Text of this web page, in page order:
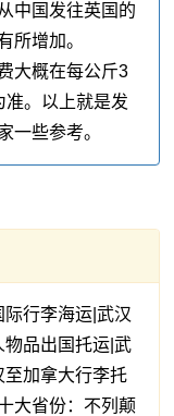
中国发往英国的
所增加。
大概在每公斤3
准。以上就是发
一些参考。
行李海运|武汉
物品出国托运|武
至加拿大行李托
大省份：不列颠